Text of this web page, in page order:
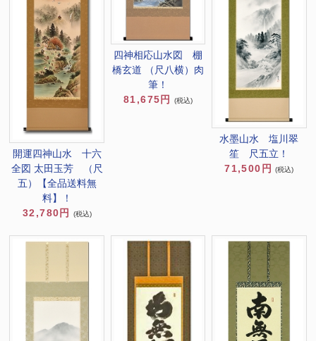
開運四神山水 十六
全図 太田玉芳 （尺
五）【全品送料無
料】！
32,780円
(税込)
四神相応山水図 棚
橋玄道 （尺八横）肉
筆！
81,675円
(税込)
水墨山水 塩川翠
笙 尺五立！
71,500円
(税込)